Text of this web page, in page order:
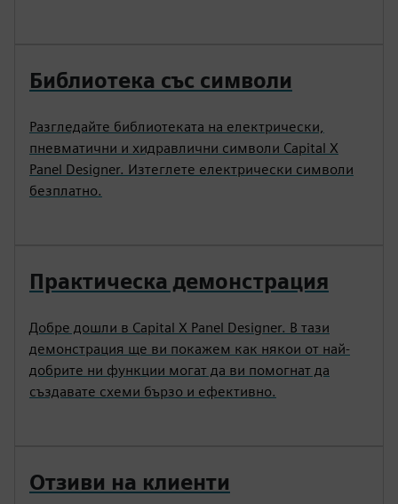
Библиотека със символи
Разгледайте библиотеката на електрически,
пневматични и хидравлични символи Capital X
Panel Designer. Изтеглете електрически символи
безплатно.
Практическа демонстрация
Добре дошли в Capital X Panel Designer. В тази
демонстрация ще ви покажем как някои от най-
добрите ни функции могат да ви помогнат да
създавате схеми бързо и ефективно.
Отзиви на клиенти